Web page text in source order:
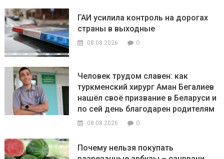
ГАИ усилила контроль на дорогах
страны в выходные
08.08.2026 0
Человек трудом славен: как
туркменский хирург Аман Бегалиев
нашёл своё призвание в Беларуси и
по сей день благодарен родителям
08.08.2026 0
Почему нельзя покупать